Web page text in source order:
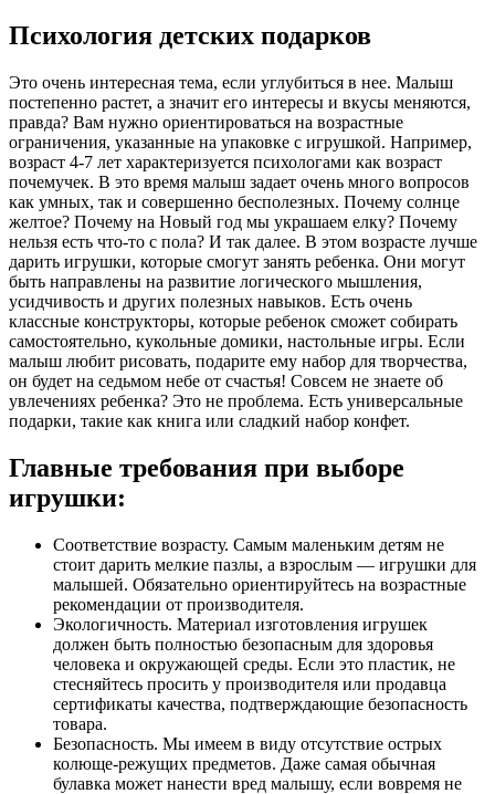
Психология детских подарков
Это очень интересная тема, если углубиться в нее. Малыш
постепенно растет, а значит его интересы и вкусы меняются,
правда? Вам нужно ориентироваться на возрастные
ограничения, указанные на упаковке с игрушкой. Например,
возраст 4-7 лет характеризуется психологами как возраст
почемучек. В это время малыш задает очень много вопросов
как умных, так и совершенно бесполезных. Почему солнце
желтое? Почему на Новый год мы украшаем елку? Почему
нельзя есть что-то с пола? И так далее. В этом возрасте лучше
дарить игрушки, которые смогут занять ребенка. Они могут
быть направлены на развитие логического мышления,
усидчивость и других полезных навыков. Есть очень
классные конструкторы, которые ребенок сможет собирать
самостоятельно, кукольные домики, настольные игры. Если
малыш любит рисовать, подарите ему набор для творчества,
он будет на седьмом небе от счастья! Совсем не знаете об
увлечениях ребенка? Это не проблема. Есть универсальные
подарки, такие как книга или сладкий набор конфет.
Главные требования при выборе
игрушки:
Соответствие возрасту. Самым маленьким детям не
стоит дарить мелкие пазлы, а взрослым — игрушки для
малышей. Обязательно ориентируйтесь на возрастные
рекомендации от производителя.
Экологичность. Материал изготовления игрушек
должен быть полностью безопасным для здоровья
человека и окружающей среды. Если это пластик, не
стесняйтесь просить у производителя или продавца
сертификаты качества, подтверждающие безопасность
товара.
Безопасность. Мы имеем в виду отсутствие острых
колюще-режущих предметов. Даже самая обычная
булавка может нанести вред малышу, если вовремя не